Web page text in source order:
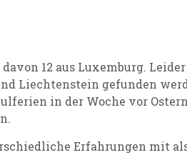
12 aus Luxemburg.
Liechtenstein gefunden
in der Woche vor
Erfahrungen mit